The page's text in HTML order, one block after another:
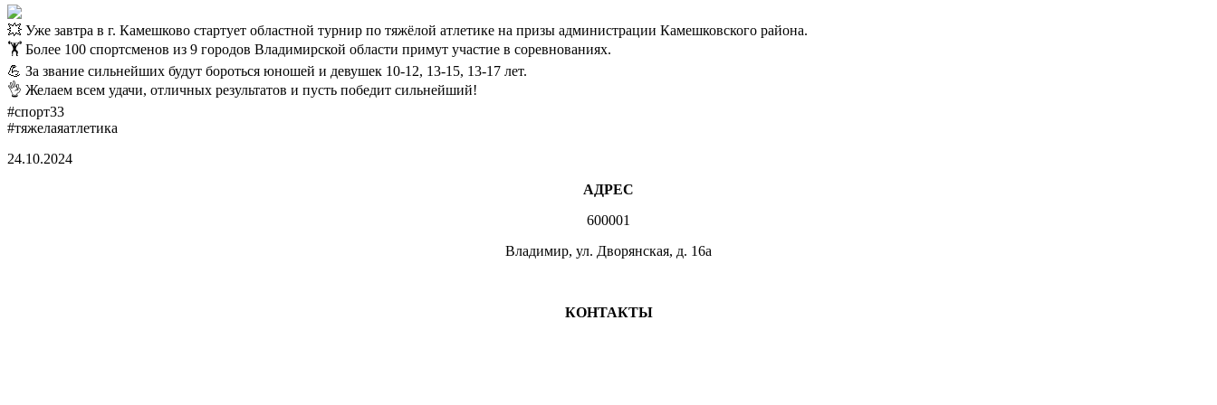
💥 Уже завтра в г. Камешково стартует областной турнир по тяжёлой атлетике на призы администрации Камешковского района.
🏋️ Более 100 спортсменов из 9 городов Владимирской области примут участие в соревнованиях.
💪 За звание сильнейших будут бороться юношей и девушек 10-12, 13-15, 13-17 лет.
👌 Желаем всем удачи, отличных результатов и пусть победит сильнейший!
#спорт33
#тяжелаяатлетика
24.10.2024
АДРЕС
600001
Владимир, ул. Дворянская, д. 16а
КОНТАКТЫ